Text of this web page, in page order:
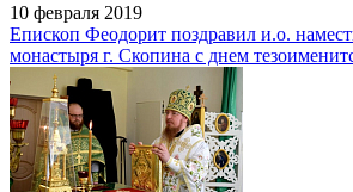
10 февраля 2019
Епископ Феодорит поздравил и.о.
монастыря г. Скопина с днем